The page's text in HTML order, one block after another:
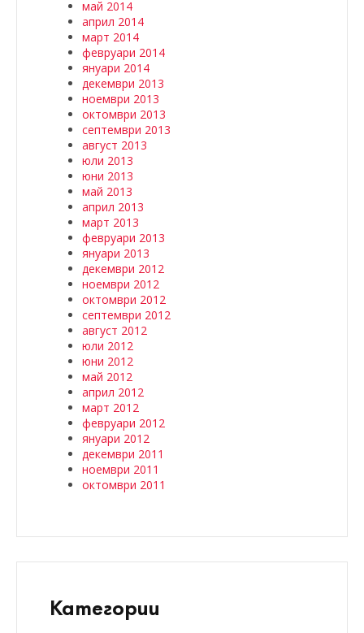
май 2014
април 2014
март 2014
февруари 2014
януари 2014
декември 2013
ноември 2013
октомври 2013
септември 2013
август 2013
юли 2013
юни 2013
май 2013
април 2013
март 2013
февруари 2013
януари 2013
декември 2012
ноември 2012
октомври 2012
септември 2012
август 2012
юли 2012
юни 2012
май 2012
април 2012
март 2012
февруари 2012
януари 2012
декември 2011
ноември 2011
октомври 2011
Категории